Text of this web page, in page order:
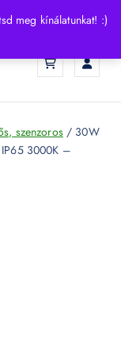
meg kínálatunkat! :)
szenzoros/ 30W
IP65 3000K –